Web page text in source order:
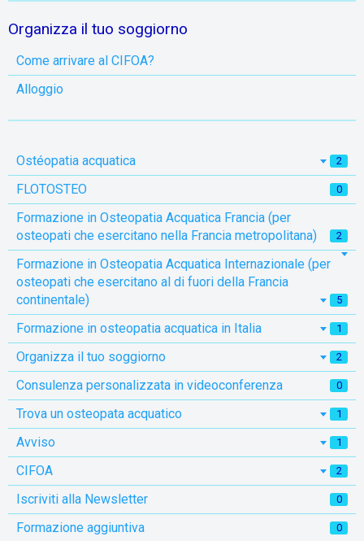
Organizza il tuo soggiorno
Come arrivare al CIFOA?
Alloggio
Ostéopatia acquatica 2
FLOTOSTEO 0
Formazione in Osteopatia Acquatica Francia (per
osteopati che esercitano nella Francia metropolitana)
2
Formazione in Osteopatia Acquatica Internazionale (per
osteopati che esercitano al di fuori della Francia
continentale)
5
Formazione in osteopatia acquatica in Italia 1
Organizza il tuo soggiorno 2
Consulenza personalizzata in videoconferenza 0
Trova un osteopata acquatico 1
Avviso 1
CIFOA 2
Iscriviti alla Newsletter 0
Formazione aggiuntiva 0